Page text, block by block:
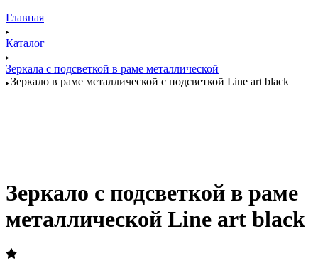
Главная
Каталог
Зеркала с подсветкой в раме металлической
Зеркало в раме металлической с подсветкой Line art black
Зеркало с подсветкой в раме
металлической Line art black